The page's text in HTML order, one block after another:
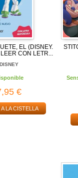
EL (DISNEY.
CON LETR...
DISNEY
€
LA CISTELLA